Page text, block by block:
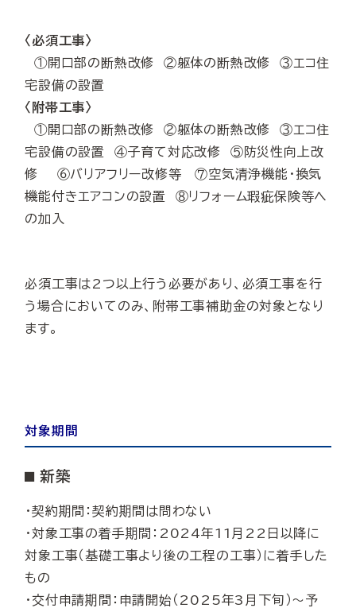
〈必須工事〉
①開口部の断熱改修 ②躯体の断熱改修 ③エコ住
宅設備の設置
〈附帯工事〉
①開口部の断熱改修 ②躯体の断熱改修 ③エコ住
宅設備の設置 ④子育て対応改修 ⑤防災性向上改
修 ⑥バリアフリー改修等 ⑦空気清浄機能・換気
機能付きエアコンの設置 ⑧リフォーム瑕疵保険等へ
の加入
必須工事は2つ以上行う必要があり、必須工事を行
う場合においてのみ、附帯工事補助金の対象となり
ます。
対象期間
⬛︎ 新築
・契約期間：契約期間は問わない
・対象工事の着手期間：2024年11月22日以降に
対象工事（基礎工事より後の工程の工事）に着手した
もの
・交付申請期間：申請開始（2025年3月下旬）〜予